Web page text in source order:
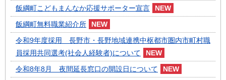
飯綱町こどもまんなか応援サポーター宣言
飯綱町無料職業紹介所
令和9年度採用 長野市・長野地域連携中枢都市圏内市町村職
員採用共同選考(社会人経験者)について
令和8年8月 夜間延長窓口の開設日について